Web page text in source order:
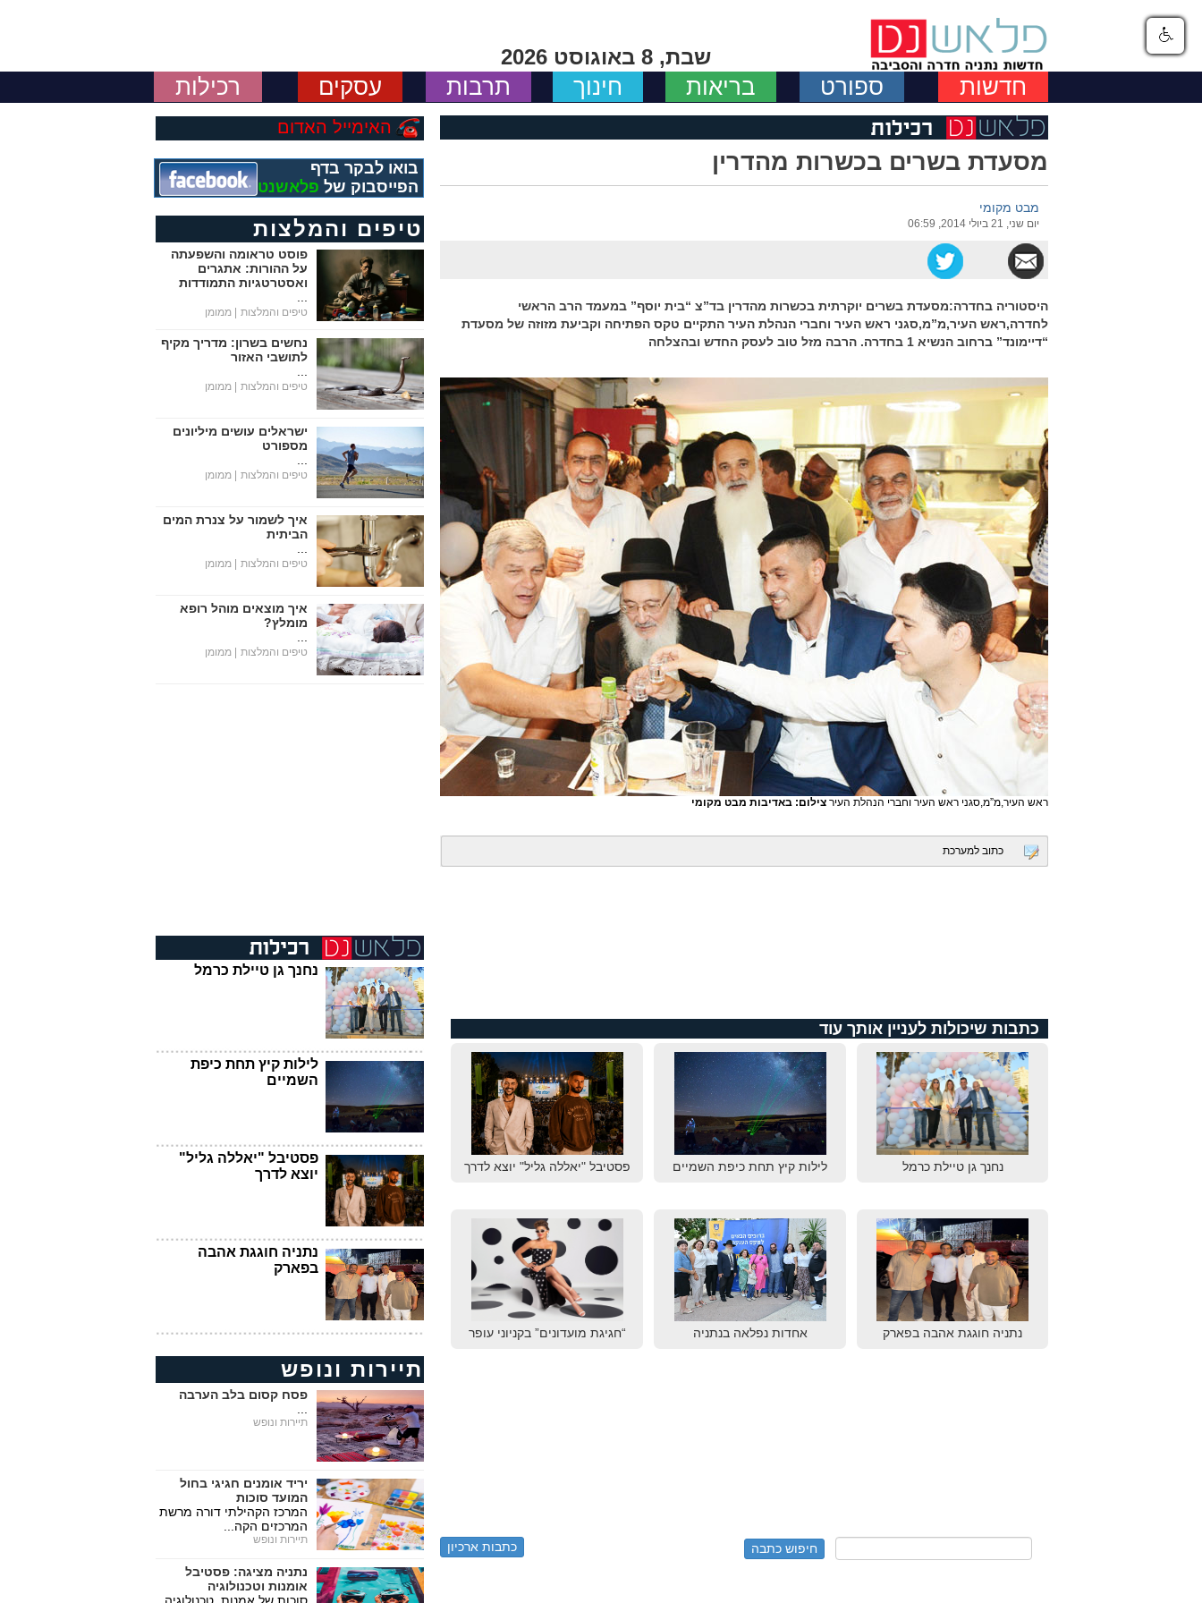
שבת, 8 באוגוסט 2026
חדשות ספורט בריאות חינוך תרבות עסקים רכילות
מסעדת בשרים בכשרות מהדרין
מבט מקומי
יום שני, 21 ביולי 2014, 06:59
היסטוריה בחדרה:מסעדת בשרים יוקרתית בכשרות מהדרין בד”צ “בית יוסף” במעמד הרב הראשי
לחדרה,ראש העיר,מ”מ,סגני ראש העיר וחברי הנהלת העיר התקיים טקס הפתיחה וקביעת מזוזה של מסעדת
“דיימונד” ברחוב הנשיא 1 בחדרה. הרבה מזל טוב לעסק החדש ובהצלחה
ראש העיר,מ”מ,סגני ראש העיר וחברי הנהלת העיר צילום: באדיבות מבט מקומי
כתוב למערכת
כתבות שיכולות לעניין אותך עוד
נחנך גן טיילת כרמל לילות קיץ תחת כיפת השמיים פסטיבל "יאללה גליל" יוצא לדרך
נתניה חוגגת אהבה בפארק אחדות נפלאה בנתניה “חגיגת מועדונים” בקניוני עופר
כתבות ארכיון
האימייל האדום
בואו לבקר בדף
הפייסבוק של פלאשנט
טיפים והמלצות
פוסט טראומה והשפעתה
על ההורות: אתגרים
ואסטרטגיות התמודדות
טיפים והמלצות | ממומן
נחשים בשרון: מדריך מקיף
לתושבי האזור
טיפים והמלצות | ממומן
ישראלים עושים מיליונים
מספורט
טיפים והמלצות | ממומן
איך לשמור על צנרת המים
הביתית
טיפים והמלצות | ממומן
איך מוצאים מוהל רופא
מומלץ?
טיפים והמלצות | ממומן
נחנך גן טיילת כרמל
לילות קיץ תחת כיפת
השמיים
פסטיבל "יאללה גליל"
יוצא לדרך
נתניה חוגגת אהבה
בפארק
תיירות ונופש
פסח קסום בלב הערבה
תיירות ונופש
יריד אומנים חגיגי בחול
המועד סוכות
המרכז הקהילתי דורה מרשת
המרכזים הקה...
תיירות ונופש
נתניה מציגה: פסטיבל
אומנות וטכנולוגיה